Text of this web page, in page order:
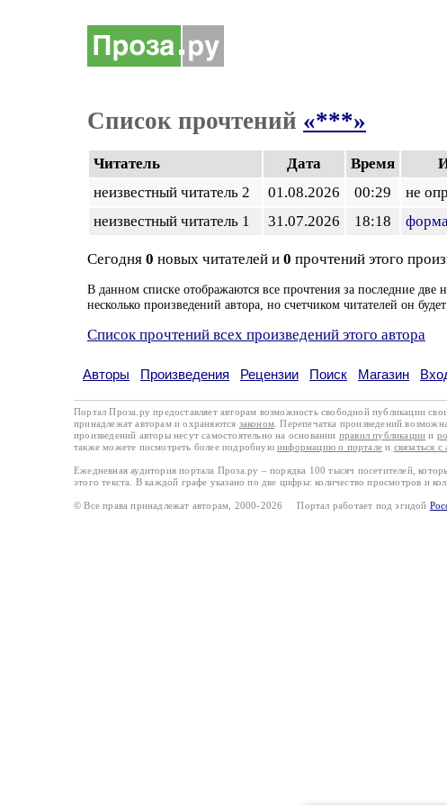
Список прочтений «***»
Читатель Дата Время
неизвестный читатель 2
01.08.2026 00:29
не
неизвестный читатель 1
31.07.2026 18:18
Сегодня 0 новых читателей и 0 прочтений этого
В данном списке отображаются все прочтения за последние две
несколько произведений автора, но счетчиком читателей он
Список прочтений всех произведений этого автора
Авторы Произведения Рецензии Поиск Магазин
Портал Проза.ру предоставляет авторам возможность свободной публикации
принадлежат авторам и охраняются законом . Перепечатка произведений
произведений авторы несут самостоятельно на основании правил публикации и
также можете посмотреть более подробную информацию о портале и связаться
Ежедневная аудитория портала Проза.ру – порядка 100 тысяч посетителей,
этого текста. В каждой графе указано по две цифры: количество просмотров и
© Все права принадлежат авторам, 2000-2026 Портал работает под эгидой